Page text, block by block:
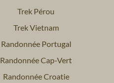
Trek Pérou
Trek Vietnam
Randonnée Portugal
Randonnée Cap-Vert
Randonnée Croatie